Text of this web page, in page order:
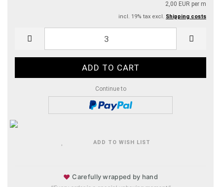
2,00 EUR per m
incl. 19% tax excl. Shipping costs
Continue to
ADD TO WISH LIST
♥ Carefully wrapped by hand